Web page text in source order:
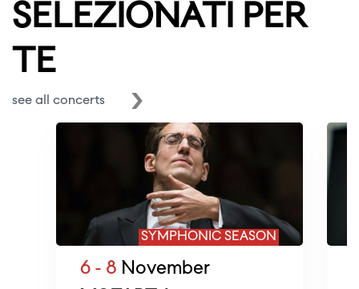
SELEZIONATI PER
TE
see all concerts
SYMPHONIC SEASON
6 - 8 November